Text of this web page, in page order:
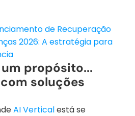
de Recuperação
2026: A estratégia para
propósito...
soluções
AI Vertical está se